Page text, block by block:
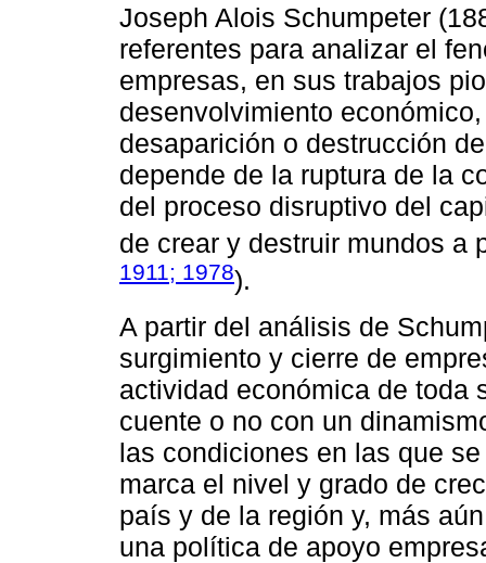
Joseph Alois Schumpeter
referentes para analizar el
empresas, en sus trabajos
desenvolvimiento
desaparición o destrucción
depende de la ruptura de la
del proceso disruptivo del
de crear y destruir mundos a
1911; 1978).
A partir del análisis de
surgimiento y cierre de
actividad económica de toda
cuente o no con un
las condiciones en las que
marca el nivel y grado de
país y de la región y, más
una política de apoyo